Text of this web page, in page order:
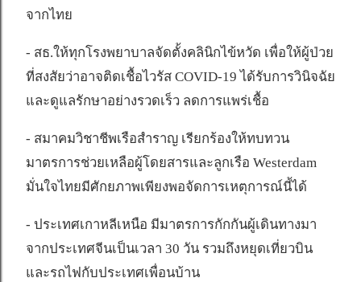
จากไทย
- สธ.ให้ทุกโรงพยาบาลจัดตั้งคลินิกไข้หวัด เพื่อให้ผู้ป่วย
ที่สงสัยว่าอาจติดเชื้อไวรัส COVID-19 ได้รับการวินิจฉัย
และดูแลรักษาอย่างรวดเร็ว ลดการแพร่เชื้อ
- สมาคมวิชาชีพเรือสำราญ เรียกร้องให้ทบทวน
มาตรการช่วยเหลือผู้โดยสารและลูกเรือ Westerdam
มั่นใจไทยมีศักยภาพเพียงพอจัดการเหตุการณ์นี้ได้
- ประเทศเกาหลีเหนือ มีมาตรการกักกันผู้เดินทางมา
จากประเทศจีนเป็นเวลา 30 วัน รวมถึงหยุดเที่ยวบิน
และรถไฟกับประเทศเพื่อนบ้าน